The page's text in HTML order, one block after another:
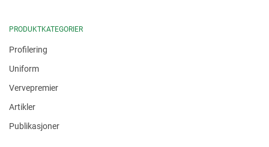
PRODUKTKATEGORIER
Profilering
Uniform
Vervepremier
Artikler
Publikasjoner